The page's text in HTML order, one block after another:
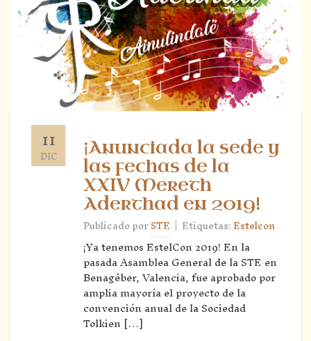
11
DIC
¡Anunciada la sede y
las fechas de la
XXIV Mereth
Aderthad en 2019!
Publicado porSTE | Etiquetas:Estelcon
¡Ya tenemos EstelCon 2019! En la
pasada Asamblea General de la STE en
Benagéber, Valencia, fue aprobado por
amplia mayoría el proyecto de la
convención anual de la Sociedad
Tolkien […]